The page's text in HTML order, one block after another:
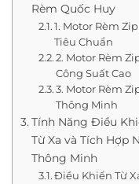
Rèm Quốc Huy
1. Motor Rèm
Tiêu Chuẩn
2. Motor Rèm
Công Suất Cao
3. Motor Rèm
Thông Minh
Tính Năng Điều
Từ Xa và Tích Hợp
Thông Minh
Điều Khiển Từ